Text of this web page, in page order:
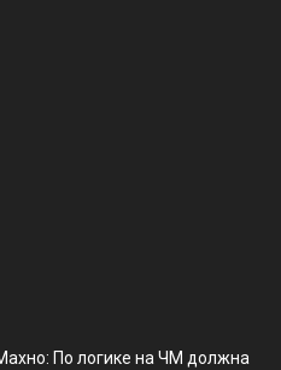
По логике на ЧМ должна